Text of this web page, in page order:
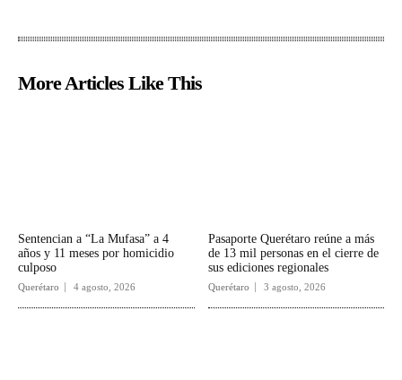
More Articles Like This
Sentencian a “La Mufasa” a 4
años y 11 meses por homicidio
culposo
Querétaro 4 agosto, 2026
Pasaporte Querétaro reúne a más
de 13 mil personas en el cierre de
sus ediciones regionales
Querétaro 3 agosto, 2026